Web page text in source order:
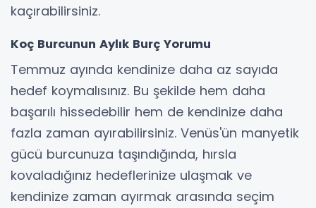
kaçırabilirsiniz.
Koç Burcunun Aylık Burç Yorumu
Temmuz ayında kendinize daha az sayıda
hedef koymalısınız. Bu şekilde hem daha
başarılı hissedebilir hem de kendinize daha
fazla zaman ayırabilirsiniz. Venüs'ün manyetik
gücü burcunuza taşındığında, hırsla
kovaladığınız hedeflerinize ulaşmak ve
kendinize zaman ayırmak arasında seçim